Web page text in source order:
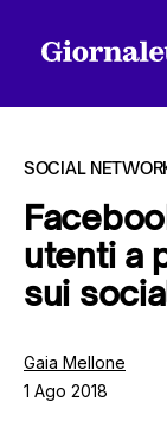
Tutti gli
Chi siamo
SOCIAL
utenti a
sui
Gaia Mellone
1 Ago 2018